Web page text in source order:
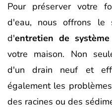
Pour préserver votre
d'eau, nous offrons le
d'entretien de
votre maison. Non
d'un drain neuf et
également les
des racines ou des